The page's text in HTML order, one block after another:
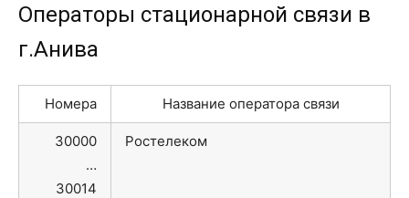
Операторы стационарной связи в
г.Анива
Номера Название оператора связи
30000
…
30014
Ростелеком